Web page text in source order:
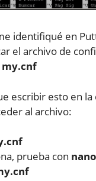
identifiqué en
el archivo de
my.cnf
escribir esto en la
al archivo:
prueba con nano